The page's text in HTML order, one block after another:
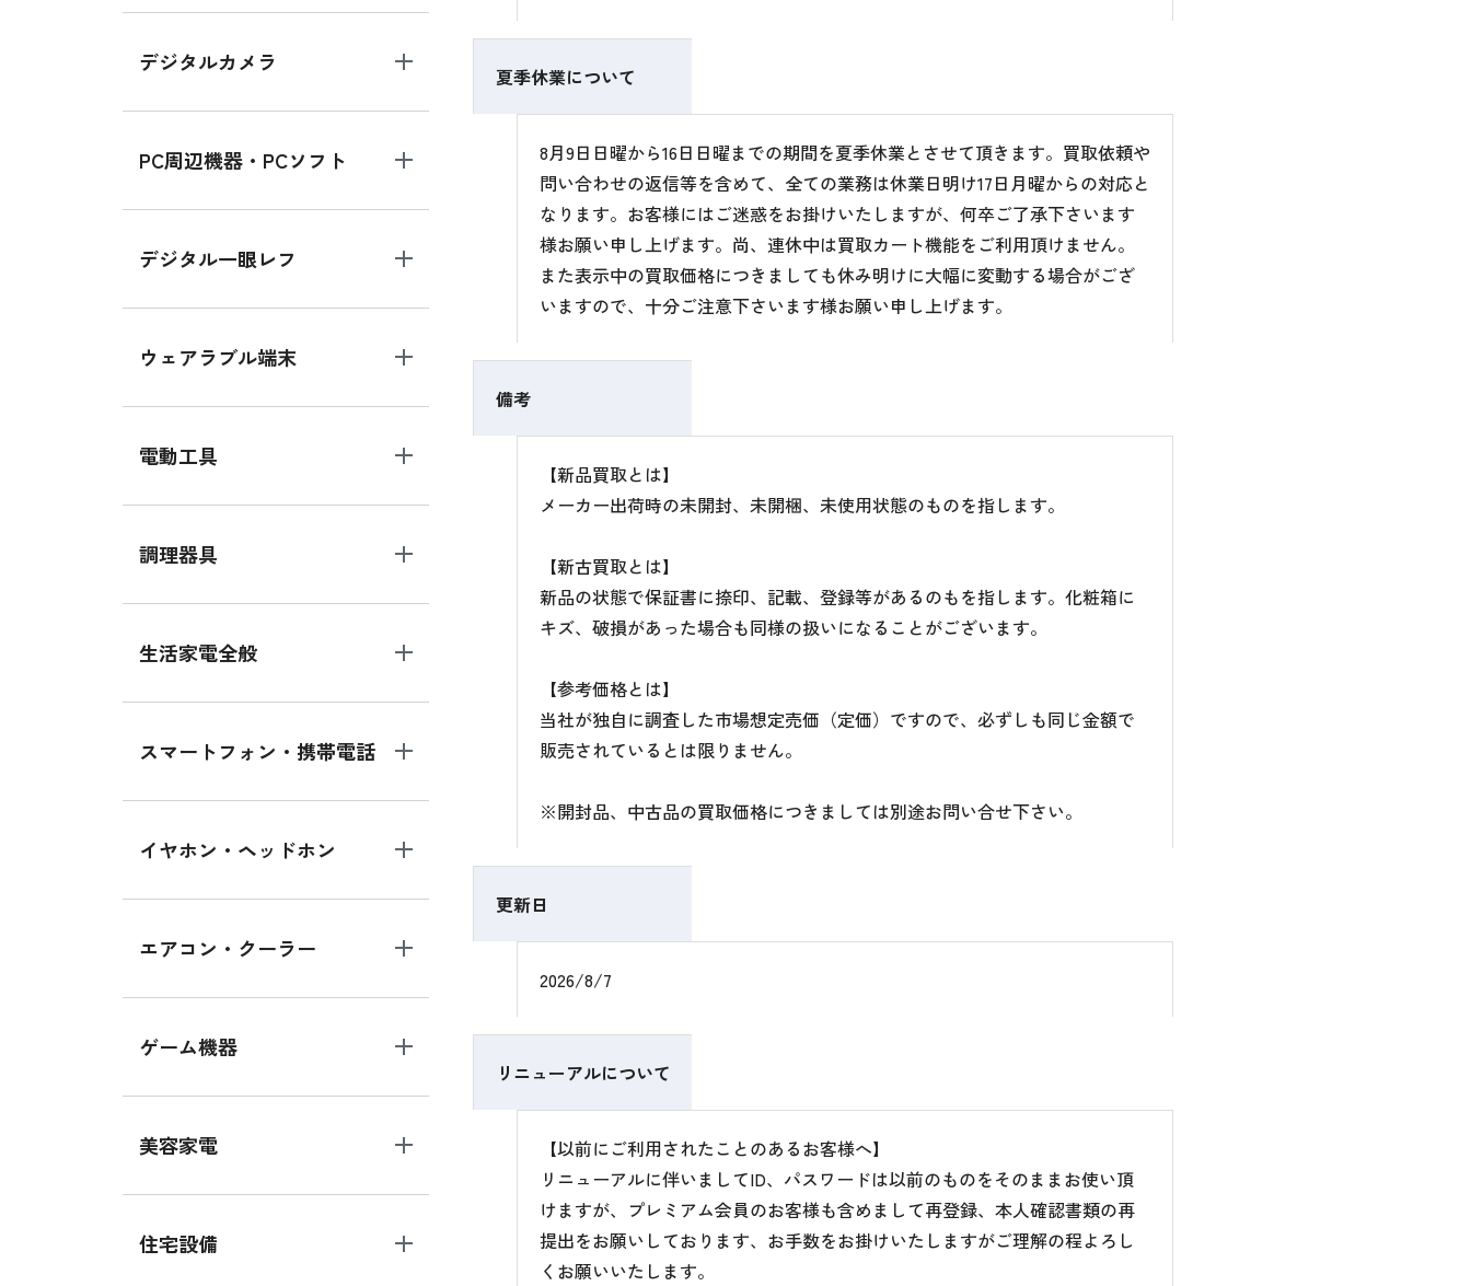
デジタルカメラ
PC周辺機器・PCソフト
デジタル一眼レフ
ウェアラブル端末
電動工具
調理器具
生活家電全般
スマートフォン・携帯電話
イヤホン・ヘッドホン
エアコン・クーラー
ゲーム機器
美容家電
住宅設備
夏季休業について
8月9日日曜から16日日曜までの期間を夏季休業とさせて頂きます。買取依頼や
問い合わせの返信等を含めて、全ての業務は休業日明け17日月曜からの対応と
なります。お客様にはご迷惑をお掛けいたしますが、何卒ご了承下さいます
様お願い申し上げます。尚、連休中は買取カート機能をご利用頂けません。
また表示中の買取価格につきましても休み明けに大幅に変動する場合がござ
いますので、十分ご注意下さいます様お願い申し上げます。
備考
【新品買取とは】
メーカー出荷時の未開封、未開梱、未使用状態のものを指します。
【新古買取とは】
新品の状態で保証書に捺印、記載、登録等があるのもを指します。化粧箱に
キズ、破損があった場合も同様の扱いになることがございます。
【参考価格とは】
当社が独自に調査した市場想定売価（定価）ですので、必ずしも同じ金額で
販売されているとは限りません。
※開封品、中古品の買取価格につきましては別途お問い合せ下さい。
更新日
2026/8/7
リニューアルについて
【以前にご利用されたことのあるお客様へ】
リニューアルに伴いましてID、パスワードは以前のものをそのままお使い頂
けますが、プレミアム会員のお客様も含めまして再登録、本人確認書類の再
提出をお願いしております、お手数をお掛けいたしますがご理解の程よろし
くお願いいたします。